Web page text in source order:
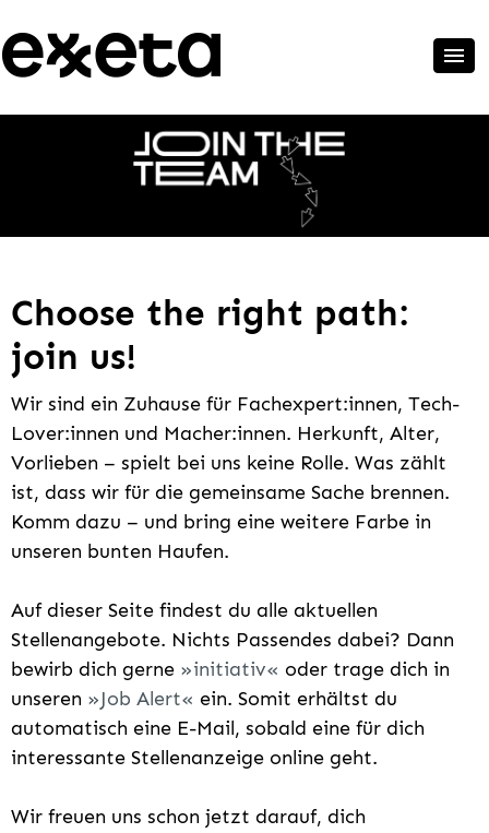
Choose the right path:
join us!
Wir sind ein Zuhause für Fachexpert:innen, Tech-
Lover:innen und Macher:innen. Herkunft, Alter,
Vorlieben – spielt bei uns keine Rolle. Was zählt
ist, dass wir für die gemeinsame Sache brennen.
Komm dazu – und bring eine weitere Farbe in
unseren bunten Haufen.
Auf dieser Seite findest du alle aktuellen
Stellenangebote. Nichts Passendes dabei? Dann
bewirb dich gerne
initiativ
oder trage dich in
unseren
Job Alert
ein. Somit erhältst du
automatisch eine E-Mail, sobald eine für dich
interessante Stellenanzeige online geht.
Wir freuen uns schon jetzt darauf, dich